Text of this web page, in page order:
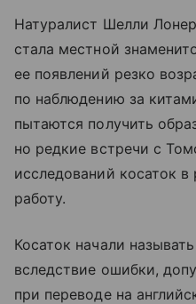
Натуралист Шелли
стала местной
ее появлений резко
по наблюдению за
пытаются получить
но редкие встречи с
исследований косаток
работу.
Косаток начали
вследствие ошибки,
при переводе на